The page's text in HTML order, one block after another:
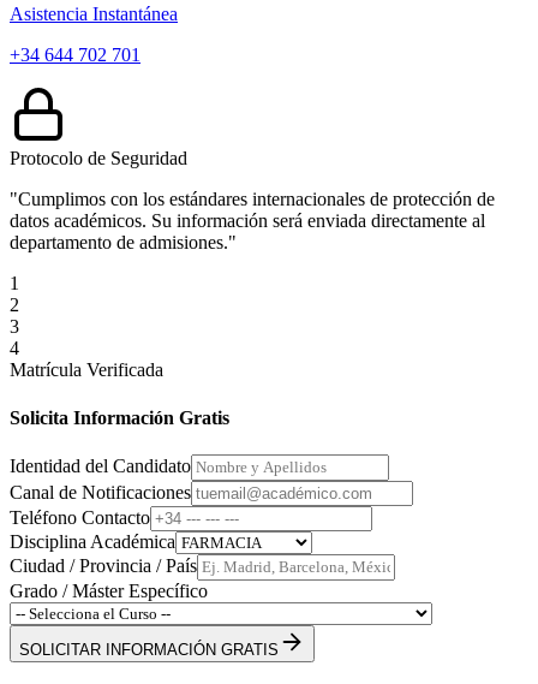
Asistencia Instantánea
+34 644 702 701
Protocolo de Seguridad
"Cumplimos con los estándares internacionales de protección de
datos académicos. Su información será enviada directamente al
departamento de admisiones."
1
2
3
4
Matrícula Verificada
Solicita Información Gratis
Identidad del Candidato
Canal de Notificaciones
Teléfono Contacto
Disciplina Académica
Ciudad / Provincia / País
Grado / Máster Específico
SOLICITAR INFORMACIÓN GRATIS